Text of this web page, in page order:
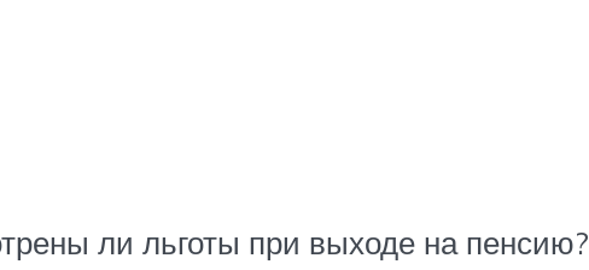
ли льготы при выходе на пенсию?